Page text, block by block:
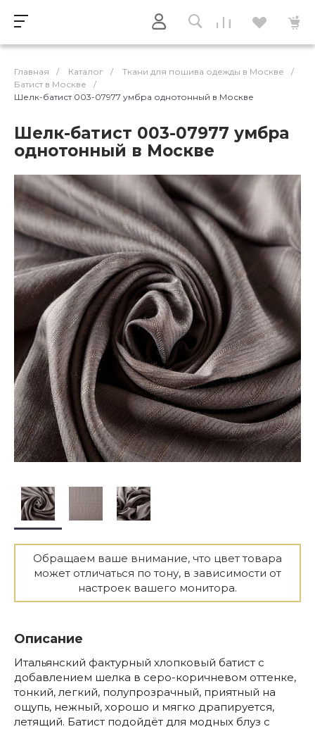
Главная / Каталог / Ткани для пошива одежды в Москве
/
Батист в Москве
/
Шелк-батист 003-07977 умбра однотонный в Москве
Шелк-батист 003-07977 умбра
однотонный в Москве
Обращаем ваше внимание, что цвет товара
может отличаться по тону, в зависимости от
настроек вашего монитора.
Описание
Итальянский фактурный хлопковый батист с
добавлением шелка в серо-коричневом оттенке,
тонкий, легкий, полупрозрачный, приятный на
ощупь, нежный, хорошо и мягко драпируется,
летящий. Батист подойдёт для модных блуз с